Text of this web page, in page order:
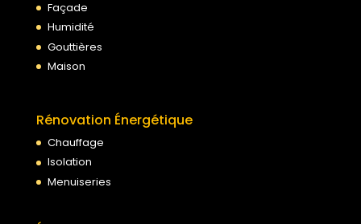
Façade
Humidité
Gouttières
Maison
Rénovation Énergétique
Chauffage
Isolation
Menuiseries